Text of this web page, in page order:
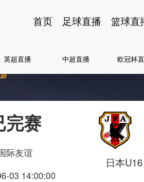
首页 足球直播 篮球直
英超直播 中超直播 欧冠杯
完赛
际友谊
03 14:00:00
日本U16